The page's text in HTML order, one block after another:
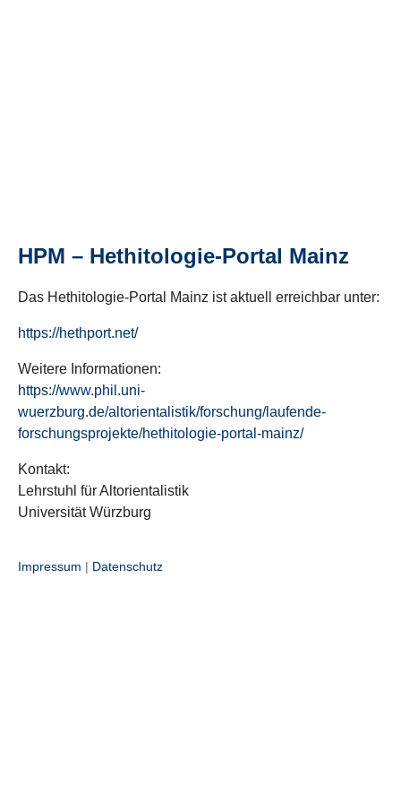
HPM – Hethitologie-Portal Mainz
Das Hethitologie-Portal Mainz ist aktuell erreichbar unter:
https://hethport.net/
Weitere Informationen:
https://www.phil.uni-
wuerzburg.de/altorientalistik/forschung/laufende-
forschungsprojekte/hethitologie-portal-mainz/
Kontakt:
Lehrstuhl für Altorientalistik
Universität Würzburg
Impressum | Datenschutz